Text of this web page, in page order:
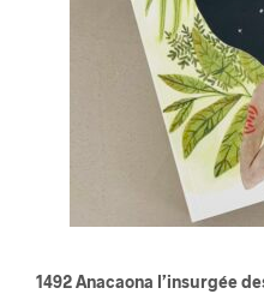
1492 Anacaona l’insurgée